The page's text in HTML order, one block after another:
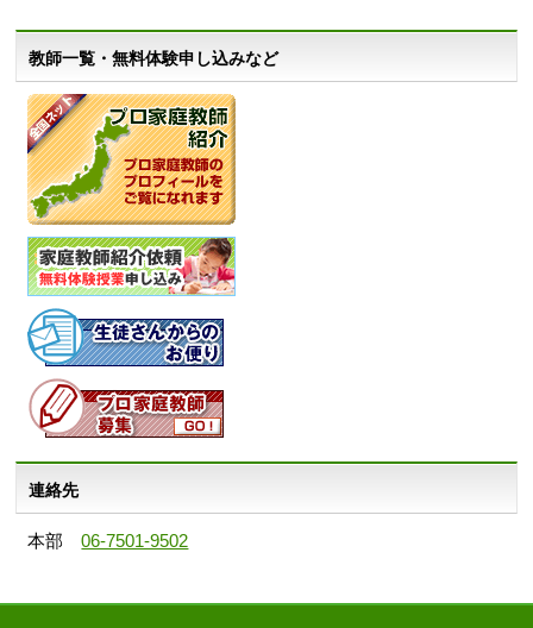
教師一覧・無料体験申し込みなど
連絡先
本部06-7501-9502